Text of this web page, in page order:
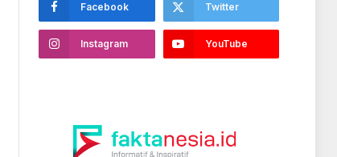
Facebook Twitter
Instagram YouTube